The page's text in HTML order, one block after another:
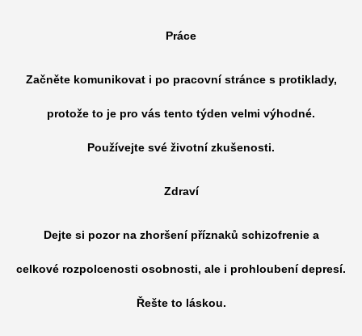
Práce
Začněte komunikovat i po pracovní stránce s protiklady,
protože to je pro vás tento týden velmi výhodné.
Používejte své životní zkušenosti.
Zdraví
Dejte si pozor na zhoršení příznaků schizofrenie a
celkové rozpolcenosti osobnosti, ale i prohloubení depresí.
Řešte to láskou.